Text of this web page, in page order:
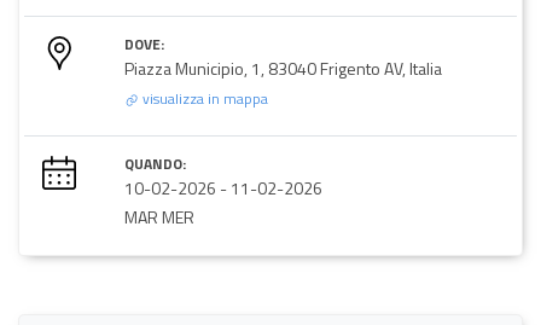
DOVE:
Piazza Municipio, 1, 83040 Frigento AV, Italia
visualizza in mappa
QUANDO:
10-02-2026 -11-02-2026
MAR MER